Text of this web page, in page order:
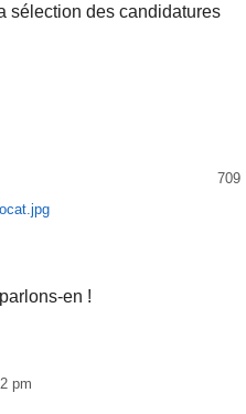
sélection des candidatures
709
en !
pm